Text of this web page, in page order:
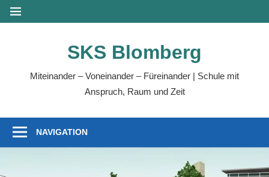
Zum
Inhalt
MENÜ
SKS Blomberg
Miteinander – Voneinander – Füreinander | Schule mit
Anspruch, Raum und Zeit
NAVIGATION